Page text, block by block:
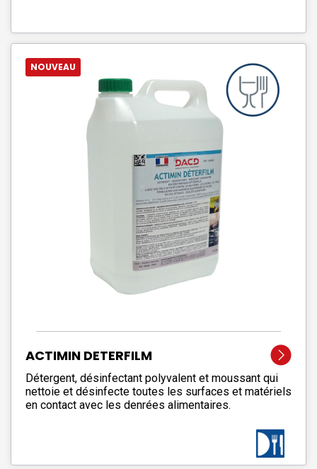
NOUVEAU
ACTIMIN DETERFILM
Détergent, désinfectant polyvalent et moussant qui
nettoie et désinfecte toutes les surfaces et matériels
en contact avec les denrées alimentaires.